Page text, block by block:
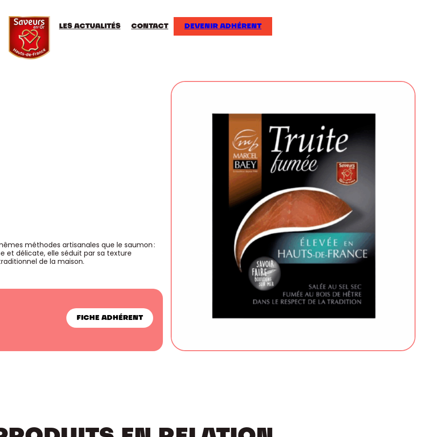
LES ACTUALITÉS CONTACT DEVENIR ADHÉRENT
méthodes artisanales que le saumon :
et délicate, elle séduit par sa texture
de la maison.
FICHE ADHÉRENT